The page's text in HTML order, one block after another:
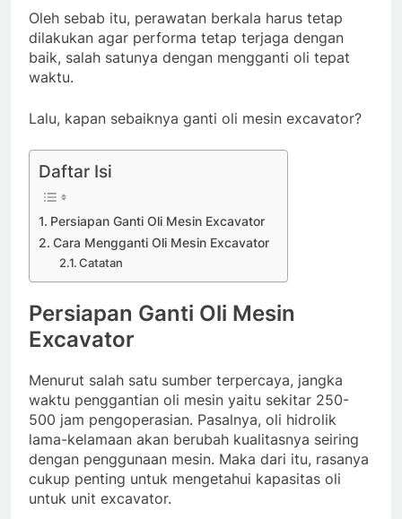
Oleh sebab itu, perawatan berkala harus tetap
dilakukan agar performa tetap terjaga dengan
baik, salah satunya dengan mengganti oli tepat
waktu.
Lalu, kapan sebaiknya ganti oli mesin excavator?
Daftar Isi
Persiapan Ganti Oli Mesin Excavator
Cara Mengganti Oli Mesin Excavator
Catatan
Persiapan Ganti Oli Mesin
Excavator
Menurut salah satu sumber terpercaya, jangka
waktu penggantian oli mesin yaitu sekitar 250-
500 jam pengoperasian. Pasalnya, oli hidrolik
lama-kelamaan akan berubah kualitasnya seiring
dengan penggunaan mesin. Maka dari itu, rasanya
cukup penting untuk mengetahui kapasitas oli
untuk unit excavator.